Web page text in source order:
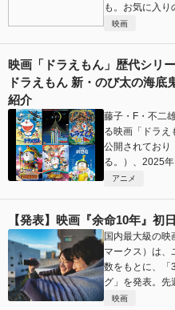
も。お気に入り
映画
映画「ドラえもん」歴代シリ
ドラえもん 新・のび太の海底
紹介
藤子・F・不二
る映画「ドラ
公開されており
る。）、2025
アニメ
【発表】映画『余命10年』初
国内最大級の映
マークス）は
数をもとに、「
グ」を発表。先
映画